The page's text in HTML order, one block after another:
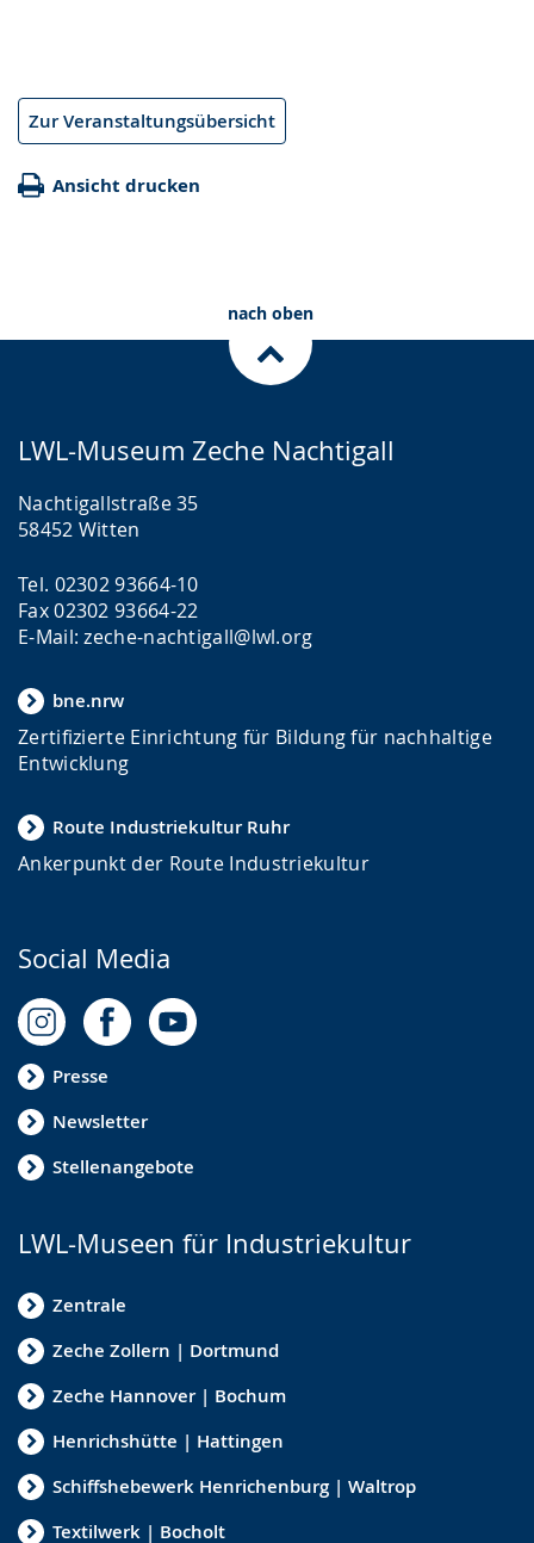
Zur Veranstaltungsübersicht
Ansicht drucken
nach oben
LWL-Museum Zeche Nachtigall
Nachtigallstraße 35
58452 Witten
Tel. 02302 93664-10
Fax 02302 93664-22
E-Mail: zeche-nachtigall@lwl.org
bne.nrw
Zertifizierte Einrichtung für Bildung für nachhaltige
Entwicklung
Route Industriekultur Ruhr
Ankerpunkt der Route Industriekultur
Social Media
Presse
Newsletter
Stellenangebote
LWL-Museen für Industriekultur
Zentrale
Zeche Zollern | Dortmund
Zeche Hannover | Bochum
Henrichshütte | Hattingen
Schiffshebewerk Henrichenburg | Waltrop
Textilwerk | Bocholt